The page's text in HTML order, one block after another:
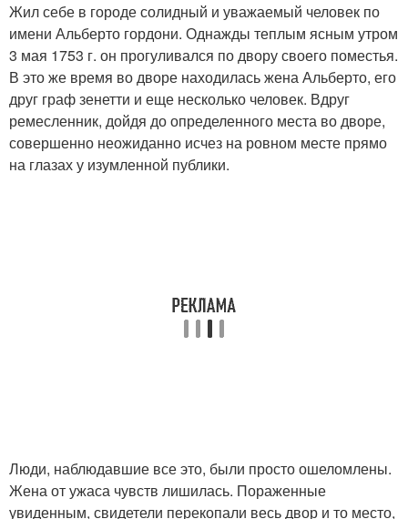
Жил себе в городе солидный и уважаемый человек по
имени Альберто гордони. Однажды теплым ясным утром
3 мая 1753 г. он прогуливался по двору своего поместья.
В это же время во дворе находилась жена Альберто, его
друг граф зенетти и еще несколько человек. Вдруг
ремесленник, дойдя до определенного места во дворе,
совершенно неожиданно исчез на ровном месте прямо
на глазах у изумленной публики.
Люди, наблюдавшие все это, были просто ошеломлены.
Жена от ужаса чувств лишилась. Пораженные
увиденным, свидетели перекопали весь двор и то место,